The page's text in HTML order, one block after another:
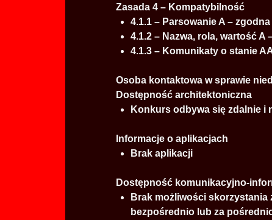
Zasada 4 – Kompatybilność
4.1.1 – Parsowanie A – zgodna
4.1.2 – Nazwa, rola, wartość A
4.1.3 – Komunikaty o stanie
Osoba kontaktowa w sprawie
Dostępność architektoniczna
Konkurs odbywa się zdalnie i
Informacje o aplikacjach
Brak aplikacji
Dostępność komunikacyjno-
Brak możliwości skorzystania
bezpośrednio lub za